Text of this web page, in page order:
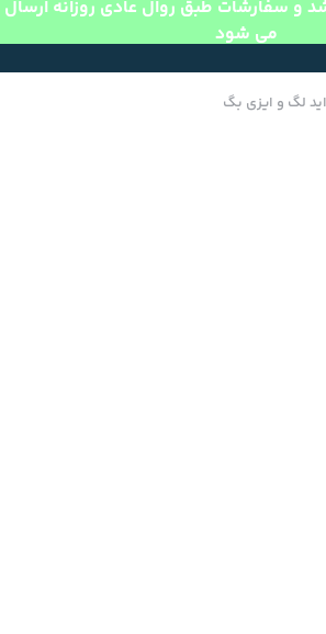
و سفارشات طبق روال عادی روزانه ارسال
می شود
لگ و ایزی بگ